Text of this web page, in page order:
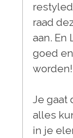
raad
aan. En
goed
Je gaat
alles
in je